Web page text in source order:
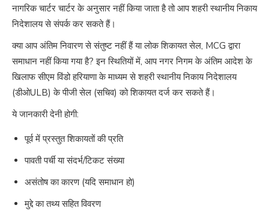
नागरिक चार्टर चार्टर के अनुसार नहीं किया जाता है तो आप शहरी स्थानीय निकाय
निदेशालय से संपर्क कर सकते हैं।
क्या आप अंतिम निवारण से संतुष्ट नहीं हैं या लोक शिकायत सेल, MCG द्वारा
समाधान नहीं किया गया है? इन स्थितियों में, आप नगर निगम के अंतिम आदेश के
खिलाफ सीएम विंडो हरियाणा के माध्यम से शहरी स्थानीय निकाय निदेशालय
(डीओULB) के पीजी सेल (सचिव) को शिकायत दर्ज कर सकते हैं।
ये जानकारी देनी होगी:
पूर्व में प्रस्तुत शिकायतों की प्रति
पावती पर्ची या संदर्भ/टिकट संख्या
असंतोष का कारण (यदि समाधान हो)
मुद्दे का तथ्य सहित विवरण